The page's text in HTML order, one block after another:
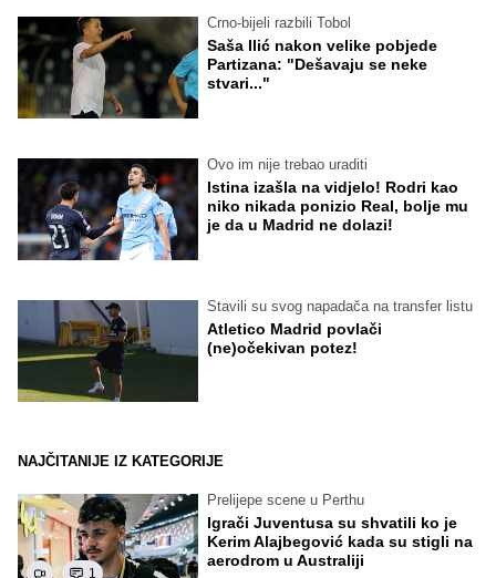
Crno-bijeli razbili Tobol
Saša Ilić nakon velike pobjede
Partizana: "Dešavaju se neke
stvari..."
Ovo im nije trebao uraditi
Istina izašla na vidjelo! Rodri kao
niko nikada ponizio Real, bolje mu
je da u Madrid ne dolazi!
Stavili su svog napadača na transfer listu
Atletico Madrid povlači
(ne)očekivan potez!
NAJČITANIJE IZ KATEGORIJE
1
Prelijepe scene u Perthu
Igrači Juventusa su shvatili ko je
Kerim Alajbegović kada su stigli na
aerodrom u Australiji